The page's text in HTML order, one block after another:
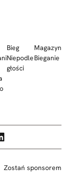
Bieg
Niepodle
głości
Magazyn
Bieganie
Zostań sponsorem